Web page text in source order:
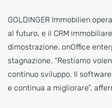
GOLDINGER Immobilien
al futuro, e il CRM
dimostrazione. onOffice
stagnazione. “Restiamo
continuo sviluppo. Il
e continua a migliorare”,